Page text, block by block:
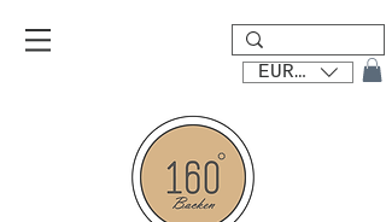
EUR (€)